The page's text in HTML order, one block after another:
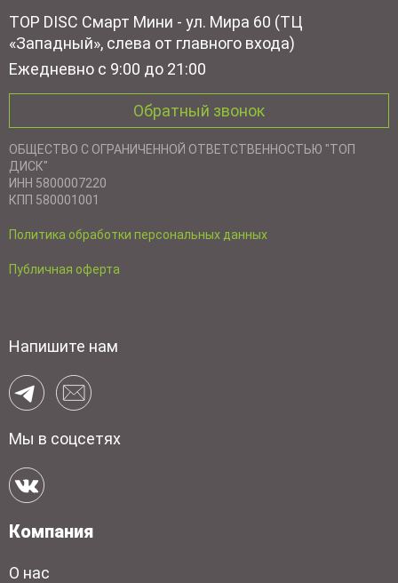
TOP DISC Смарт Мини - ул. Мира 60 (ТЦ
«Западный», слева от главного входа)
Ежедневно с 9:00 до 21:00
Обратный звонок
ОБЩЕСТВО С ОГРАНИЧЕННОЙ ОТВЕТСТВЕННОСТЬЮ "ТОП
ДИСК"
ИНН 5800007220
КПП 580001001
Политика обработки персональных данных
Публичная оферта
Напишите нам
Мы в соцсетях
Компания
О нас